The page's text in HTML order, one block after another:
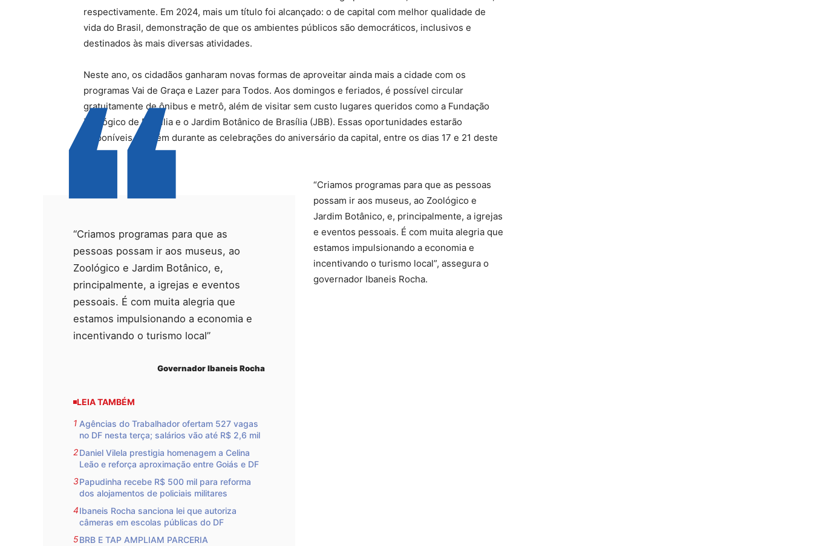
respectivamente. Em 2024, mais um título foi alcançado: o de capital com melhor qualidade de
vida do Brasil, demonstração de que os ambientes públicos são democráticos, inclusivos e
destinados às mais diversas atividades.
Neste ano, os cidadãos ganharam novas formas de aproveitar ainda mais a cidade com os
programas Vai de Graça e Lazer para Todos. Aos domingos e feriados, é possível circular
gratuitamente de ônibus e metrô, além de visitar sem custo lugares queridos como a Fundação
Zoológico de Brasília e o Jardim Botânico de Brasília (JBB). Essas oportunidades estarão
disponíveis também durante as celebrações do aniversário da capital, entre os dias 17 e 21 deste
mês.
“Criamos programas para que as
pessoas possam ir aos museus, ao
Zoológico e Jardim Botânico, e,
principalmente, a igrejas e eventos
pessoais. É com muita alegria que
estamos impulsionando a economia e
incentivando o turismo local”
Governador Ibaneis Rocha
LEIA TAMBÉM
Agências do Trabalhador ofertam 527 vagas
no DF nesta terça; salários vão até R$ 2,6 mil
Daniel Vilela prestigia homenagem a Celina
Leão e reforça aproximação entre Goiás e DF
Papudinha recebe R$ 500 mil para reforma
dos alojamentos de policiais militares
Ibaneis Rocha sanciona lei que autoriza
câmeras em escolas públicas do DF
BRB E TAP AMPLIAM PARCERIA
“Criamos programas para que as pessoas
possam ir aos museus, ao Zoológico e
Jardim Botânico, e, principalmente, a igrejas
e eventos pessoais. É com muita alegria que
estamos impulsionando a economia e
incentivando o turismo local”, assegura o
governador Ibaneis Rocha.